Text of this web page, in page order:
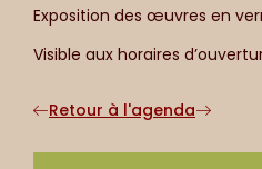
Exposition des œuvres en
Visible aux horaires
Retour à l'agenda